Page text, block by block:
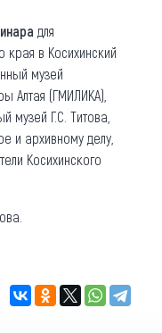
для
края в Косихинский
музей
Алтая (ГМИЛИКА),
музей Г.С. Титова,
и архивному делу,
Косихинского